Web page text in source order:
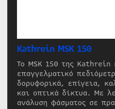
Kathrein MSK 150
Το MSK 150 της Kathrein
επαγγελματικό
δορυφορικά, επίγεια,
και οπτικά δίκτυα. Με
ανάλυση φάσματος σε